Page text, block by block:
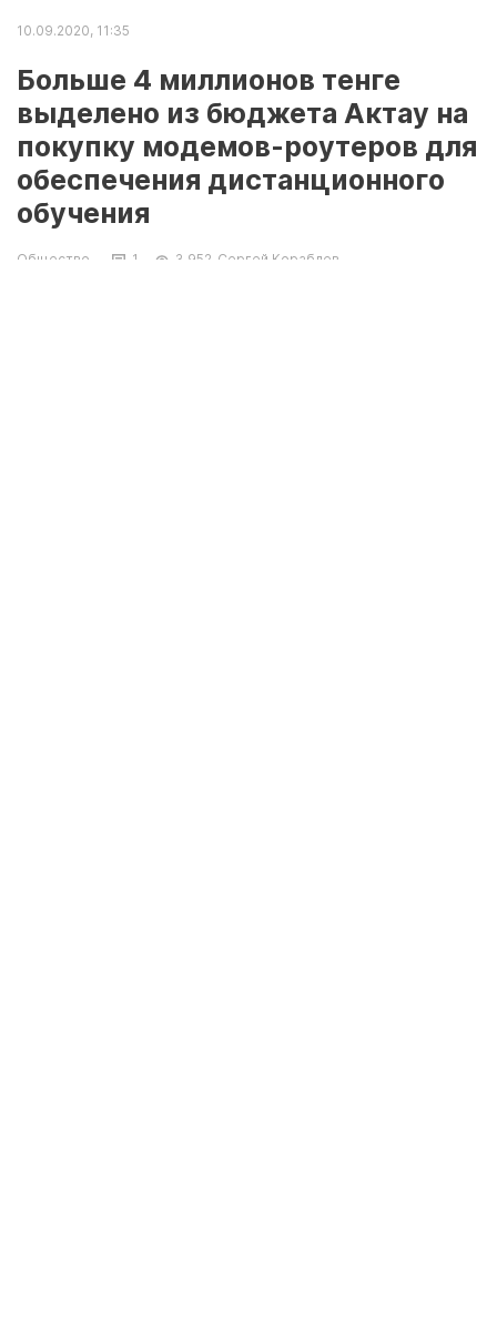
10.09.2020, 11:35
Больше 4 миллионов тенге
выделено из бюджета Актау на
покупку модемов-роутеров для
обеспечения дистанционного
обучения
Общество 1 3 952 Сергей Кораблев